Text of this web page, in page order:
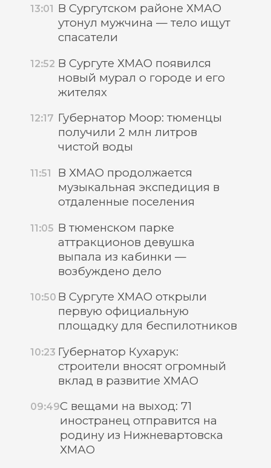
13:01 В Сургутском районе ХМАО
утонул мужчина — тело ищут
спасатели
12:52 В Сургуте ХМАО появился
новый мурал о городе и его
жителях
12:17 Губернатор Моор: тюменцы
получили 2 млн литров
чистой воды
11:51
В ХМАО продолжается
музыкальная экспедиция в
отдаленные поселения
11:05 В тюменском парке
аттракционов девушка
выпала из кабинки —
возбуждено дело
10:50 В Сургуте ХМАО открыли
первую официальную
площадку для беспилотников
10:23 Губернатор Кухарук:
строители вносят огромный
вклад в развитие ХМАО
09:49С вещами на выход: 71
иностранец отправится на
родину из Нижневартовска
ХМАО